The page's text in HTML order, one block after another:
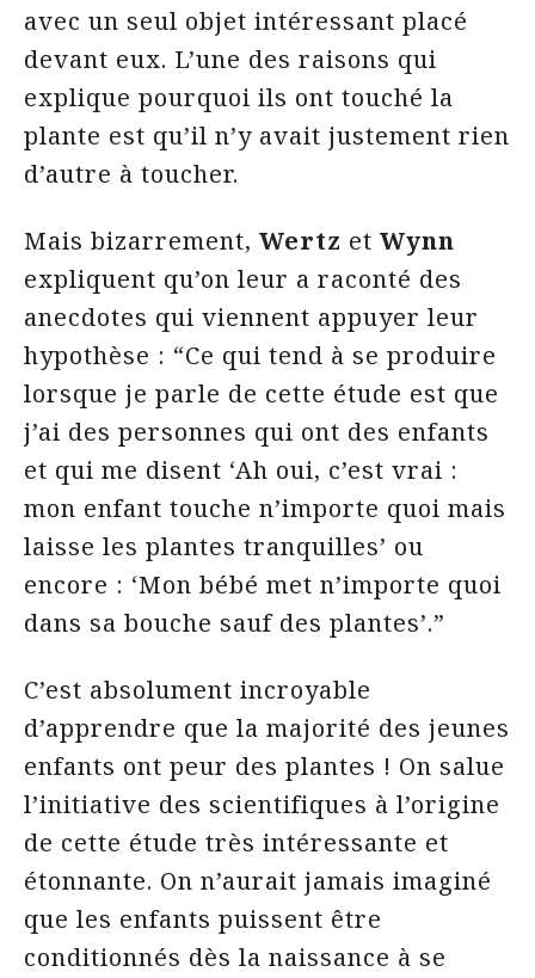
avec un seul objet intéressant placé
devant eux. L’une des raisons qui
explique pourquoi ils ont touché la
plante est qu’il n’y avait justement rien
d’autre à toucher.
Mais bizarrement, Wertz et Wynn
expliquent qu’on leur a raconté des
anecdotes qui viennent appuyer leur
hypothèse : “Ce qui tend à se produire
lorsque je parle de cette étude est que
j’ai des personnes qui ont des enfants
et qui me disent ‘Ah oui, c’est vrai :
mon enfant touche n’importe quoi mais
laisse les plantes tranquilles’ ou
encore : ‘Mon bébé met n’importe quoi
dans sa bouche sauf des plantes’.”
C’est absolument incroyable
d’apprendre que la majorité des jeunes
enfants ont peur des plantes ! On salue
l’initiative des scientifiques à l’origine
de cette étude très intéressante et
étonnante. On n’aurait jamais imaginé
que les enfants puissent être
conditionnés dès la naissance à se